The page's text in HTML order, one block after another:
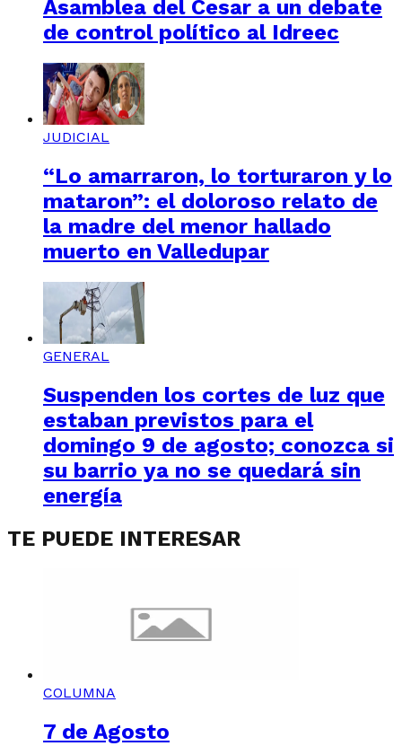
Asamblea del Cesar a un debate
de control político al Idreec
JUDICIAL
“Lo amarraron, lo torturaron y lo
mataron”: el doloroso relato de
la madre del menor hallado
muerto en Valledupar
GENERAL
Suspenden los cortes de luz que
estaban previstos para el
domingo 9 de agosto; conozca si
su barrio ya no se quedará sin
energía
TE PUEDE INTERESAR
COLUMNA
7 de Agosto